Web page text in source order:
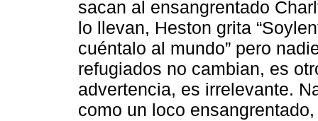
sacan al ensangrentado
lo llevan, Heston grita
cuéntalo al mundo” pero
refugiados no cambian, es
advertencia, es irrelevante.
como un loco